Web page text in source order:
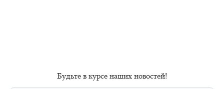
Будьте в курсе наших новостей!